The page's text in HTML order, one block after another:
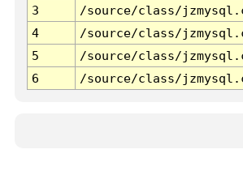
3
/source/class/
4
/source/class/
5
/source/class/
6
/source/class/